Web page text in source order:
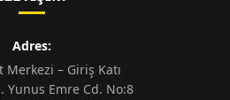
Adres:
Merkezi – Giriş Katı
Yunus Emre Cd. No:8